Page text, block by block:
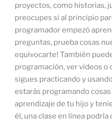
proyectos, como historias,
preocupes si al principio
programador empezó
preguntas, prueba cosas
equivocarte! También
programación, ver videos o
sigues practicando y
estarás programando
aprendizaje de tu hijo y
él, una clase en línea